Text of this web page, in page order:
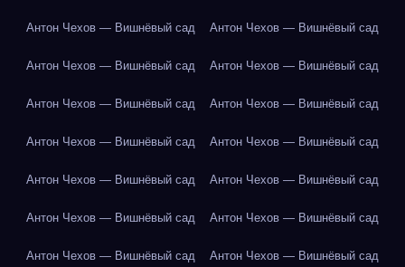
Антон Чехов — Вишнёвый сад Антон Чехов — Вишнёвый сад
Антон Чехов — Вишнёвый сад Антон Чехов — Вишнёвый сад
Антон Чехов — Вишнёвый сад Антон Чехов — Вишнёвый сад
Антон Чехов — Вишнёвый сад Антон Чехов — Вишнёвый сад
Антон Чехов — Вишнёвый сад Антон Чехов — Вишнёвый сад
Антон Чехов — Вишнёвый сад Антон Чехов — Вишнёвый сад
Антон Чехов — Вишнёвый сад Антон Чехов — Вишнёвый сад